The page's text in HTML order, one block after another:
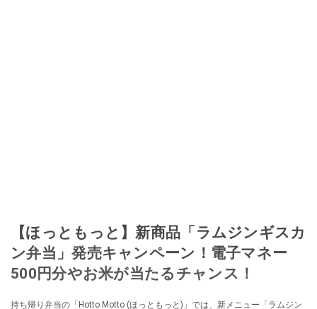
【ほっともっと】新商品「ラムジンギスカ
ン弁当」発売キャンペーン！電子マネー
500円分やお米が当たるチャンス！
持ち帰り弁当の「Hotto Motto (ほっともっと)」では、新メニュー「ラムジン